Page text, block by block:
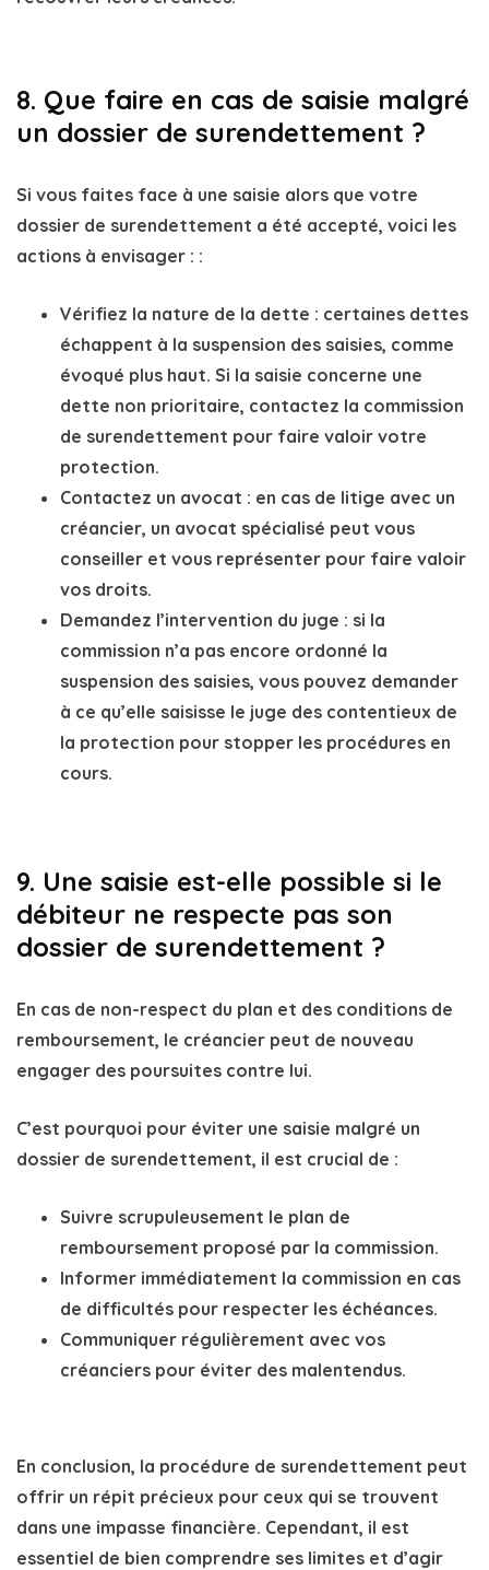
8. Que faire en cas de saisie malgré
un dossier de surendettement ?
Si vous faites face à une saisie alors que votre
dossier de surendettement a été accepté, voici les
actions à envisager : :
Vérifiez la nature de la dette : certaines dettes
échappent à la suspension des saisies, comme
évoqué plus haut. Si la saisie concerne une
dette non prioritaire, contactez la commission
de surendettement pour faire valoir votre
protection.
Contactez un avocat : en cas de litige avec un
créancier, un avocat spécialisé peut vous
conseiller et vous représenter pour faire valoir
vos droits.
Demandez l’intervention du juge : si la
commission n’a pas encore ordonné la
suspension des saisies, vous pouvez demander
à ce qu’elle saisisse le juge des contentieux de
la protection pour stopper les procédures en
cours.
9. Une saisie est-elle possible si le
débiteur ne respecte pas son
dossier de surendettement ?
En cas de non-respect du plan et des conditions de
remboursement, le créancier peut de nouveau
engager des poursuites contre lui.
C’est pourquoi pour éviter une saisie malgré un
dossier de surendettement, il est crucial de :
Suivre scrupuleusement le plan de
remboursement proposé par la commission.
Informer immédiatement la commission en cas
de difficultés pour respecter les échéances.
Communiquer régulièrement avec vos
créanciers pour éviter des malentendus.
En conclusion, la procédure de surendettement peut
offrir un répit précieux pour ceux qui se trouvent
dans une impasse financière. Cependant, il est
essentiel de bien comprendre ses limites et d’agir